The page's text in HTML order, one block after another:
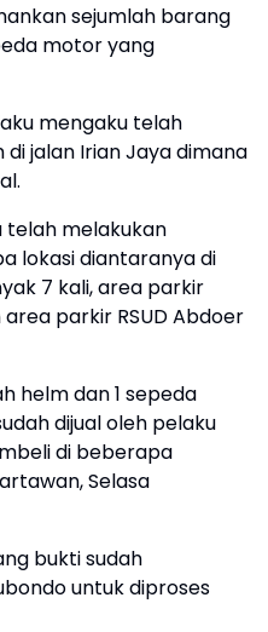
sejumlah barang
motor yang
mengaku telah
jalan Irian Jaya dimana
telah melakukan
lokasi diantaranya di
7 kali, area parkir
parkir RSUD Abdoer
helm dan 1 sepeda
dijual oleh pelaku
di beberapa
Selasa
bukti sudah
untuk diproses